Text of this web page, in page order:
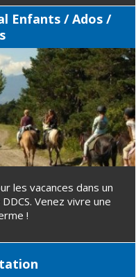
Enfants / Ados /
les vacances dans un
Venez vivre une
!